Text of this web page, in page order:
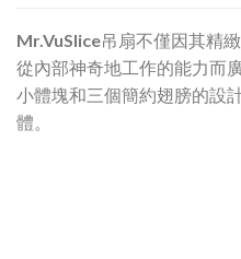
Mr.VuSlice吊扇不僅因其精
從內部神奇地工作的能力而
小體塊和三個簡約翅膀的設
體。